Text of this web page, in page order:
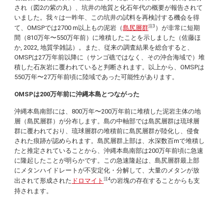
され（図2の紫の丸）、坑井の地質と化石年代の概要が報告されて
いました。我々は一昨年、この坑井の試料を再検討する機会を得
て、OMSPでは2700 m以上もの泥岩（島尻層群注3 ）が非常に短期
間（810万年〜550万年前）に堆積したことを示しました（佐藤ほ
か, 2022, 地質学雑誌）。また、従来の調査結果を総合すると、
OMSPは27万年前以降に（サンゴ礁ではなく、その沖合海域で）堆
積した石灰岩に覆われていると判断されます。以上から、OMSPは
550万年〜27万年前頃に陸域であった可能性があります。
OMSPは200万年前に沖縄本島とつながった
沖縄本島南部には、800万年〜200万年前に堆積した泥岩主体の地
層（島尻層群）が分布します。島の中軸部では島尻層群は琉球層
群に覆われており、琉球層群の堆積前に島尻層群が陸化し、侵食
された痕跡が認められます。島尻層群上部は、水深数百mで堆積し
たと推定されていることから、沖縄本島南部は200万年前頃に急速
に隆起したことが明らかです。この急速隆起は、島尻層群最上部
にメタンハイドレートが不安定化・分解して、大量のメタンが放
出されて形成された ドロマイト注4の岩塊の存在することからも支
持されます。